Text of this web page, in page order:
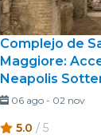
Complejo de
Maggiore:
Neapolis
06 ago- 02 nov
5.0 / 5